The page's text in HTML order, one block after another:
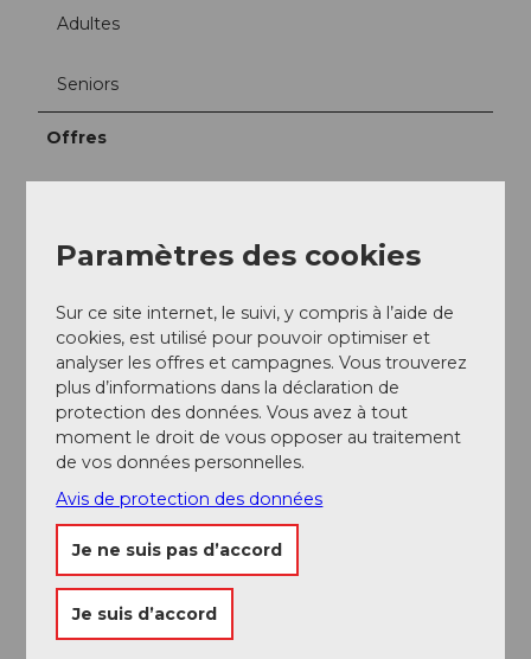
Adultes
Seniors
Offres
Petit déjeuner
Dîner
Traiteur
Snacks
Déjeuner
À la carte
Menus
Paramètres des cookies
Sur ce site internet, le suivi, y compris à l’aide de
cookies, est utilisé pour pouvoir optimiser et
analyser les offres et campagnes. Vous trouverez
plus d’informations dans la déclaration de
protection des données. Vous avez à tout
moment le droit de vous opposer au traitement
de vos données personnelles.
Avis de protection des données
Je ne suis pas d’accord
Je suis d’accord